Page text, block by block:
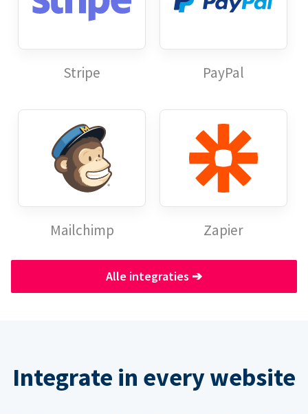
Stripe PayPal
Mailchimp Zapier
Alle integraties ➔
Integrate in every website